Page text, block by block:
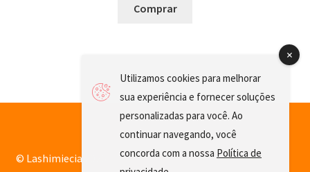
Comprar
© Lashimiecia 2026
Utilizamos cookies para melhorar
sua experiência e fornecer soluções
personalizadas para você. Ao
continuar navegando, você
concorda com a nossa Política de